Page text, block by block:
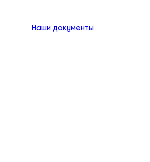
Наши документы